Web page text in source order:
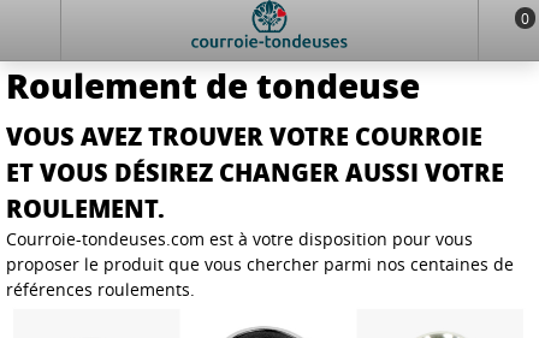
Roulement de tondeuse
VOUS AVEZ TROUVER VOTRE COURROIE
ET VOUS DÉSIREZ CHANGER AUSSI VOTRE
ROULEMENT.
Courroie-tondeuses.com est à votre disposition pour vous
proposer le produit que vous chercher parmi nos centaines de
références roulements.
0